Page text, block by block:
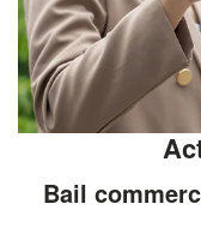
Bail